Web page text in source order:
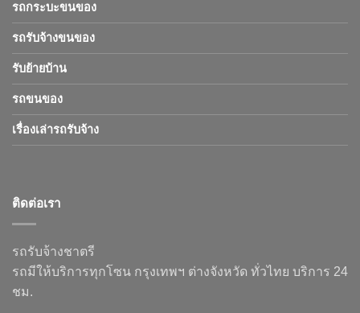
รถกระบะขนของ
รถรับจ้างขนของ
รับย้ายบ้าน
รถขนของ
เรื่องเล่ารถรับจ้าง
ติดต่อเรา
รถรับจ้างชาตรี
รถมีให้บริการทุกโซน กรุงเทพฯ ต่างจังหวัด ทั่วไทย บริการ 24
ชม.